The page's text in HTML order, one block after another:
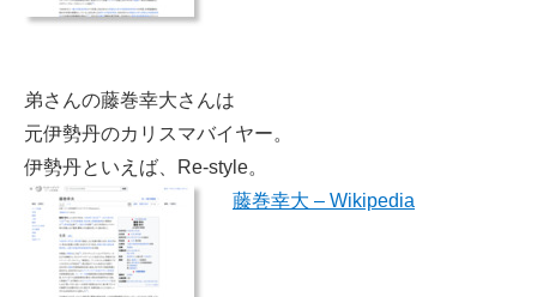
弟さんの藤巻幸大さんは
元伊勢丹のカリスマバイヤー。
伊勢丹といえば、Re-style。
藤巻幸大 – Wikipedia